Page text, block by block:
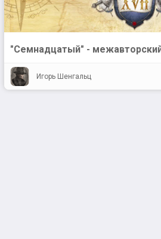
"Семнадцатый" -
Игорь Шенгальц